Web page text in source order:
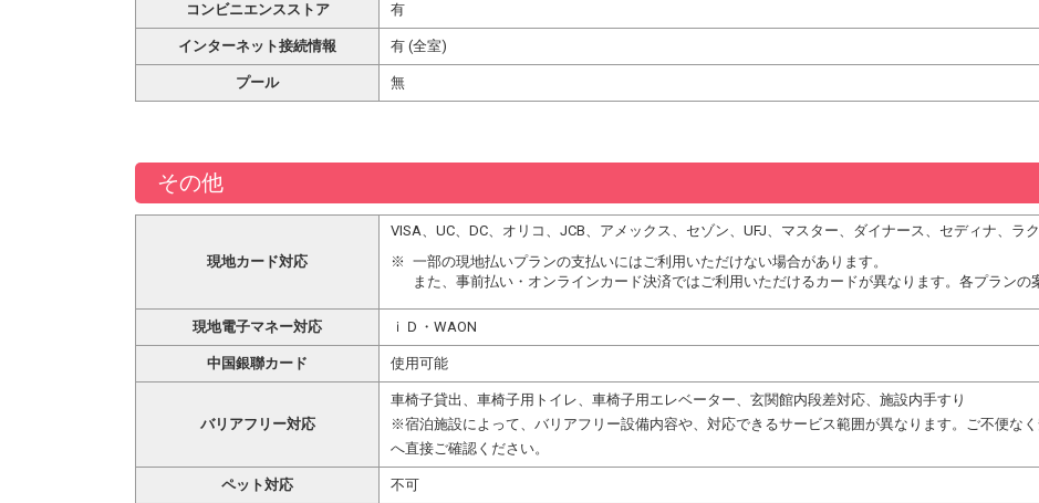
コンビニエンスストア 有
インターネット接続情報 有 (全室)
プール 無
その他
現地カード対応
VISA、UC、DC、オリコ、JCB、アメックス、セゾン、UFJ、マスター、ダイナース、セディナ、ラ
一部の現地払いプランの支払いにはご利用いただけない場合があります。
また、事前払い・オンラインカード決済ではご利用いただけるカードが異なります。各プランの
現地電子マネー対応 ｉＤ・WAON
中国銀聯カード 使用可能
バリアフリー対応
車椅子貸出、車椅子用トイレ、車椅子用エレベーター、玄関館内段差対応、施設内手すり
※宿泊施設によって、バリアフリー設備内容や、対応できるサービス範囲が異なります。ご不便な
へ直接ご確認ください。
ペット対応 不可